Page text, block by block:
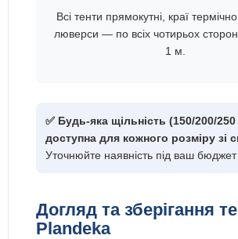
Всі тенти прямокутні, краї
люверси — по всіх чотирьох
1 м.
✅ Будь-яка щільність (150/200/250
доступна для кожного розміру зі
Уточнюйте наявність під ваш бюджет
Догляд та зберігання
Plandeka